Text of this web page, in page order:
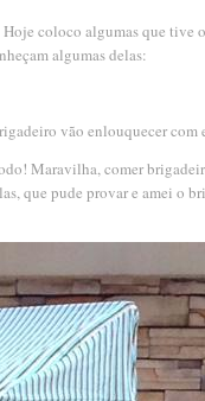
coloco algumas que tive
algumas delas:
vão enlouquecer com
Maravilha, comer
que pude provar e amei o